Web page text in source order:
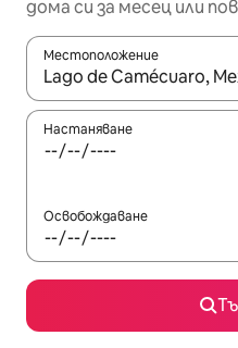
дома си за месец или
Местоположение
Когато резултатите се
Настаняване
Освобождаване